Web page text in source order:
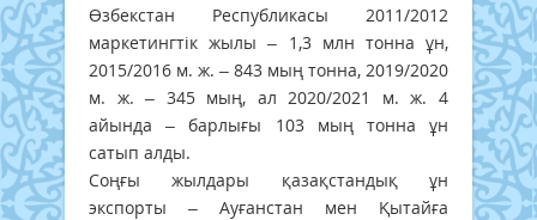
Өзбекстан Республикасы 2011/2012
маркетингтік жылы – 1,3 млн тонна ұн,
2015/2016 м. ж. – 843 мың тонна, 2019/2020
м. ж. – 345 мың, ал 2020/2021 м. ж. 4
айында – барлығы 103 мың тонна ұн
сатып алды.
Соңғы жылдары қазақстандық ұн
экспорты – Ауғанстан мен Қытайға